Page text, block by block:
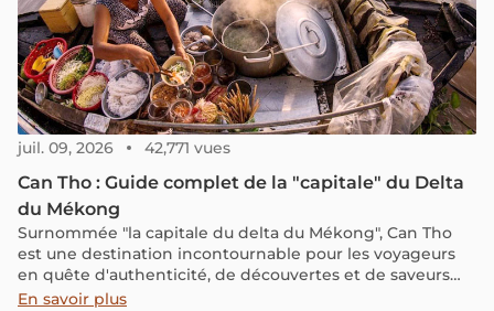
juil. 09, 2026 42,771 vues
Can Tho : Guide complet de la "capitale" du Delta
du Mékong
Surnommée "la capitale du delta du Mékong", Can Tho
est une destination incontournable pour les voyageurs
en quête d'authenticité, de découvertes et de saveurs
exotiques. Alors, n'hésitez plus et plongez avec nous
En savoir plus